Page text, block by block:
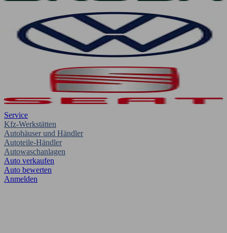
Service
Kfz-Werkstätten
Autohäuser und Händler
Autoteile-Händler
Autowaschanlagen
Auto verkaufen
Auto bewerten
Anmelden